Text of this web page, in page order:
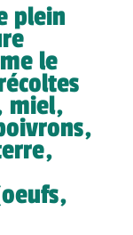
plein
le
miel,